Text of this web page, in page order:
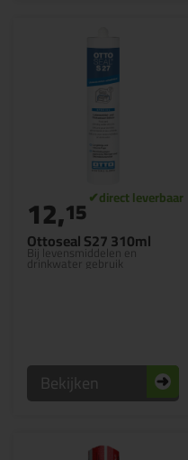
Ottoseal S27 310ml
Bij levensmiddelen en
drinkwater gebruik
12,15
Bekijken